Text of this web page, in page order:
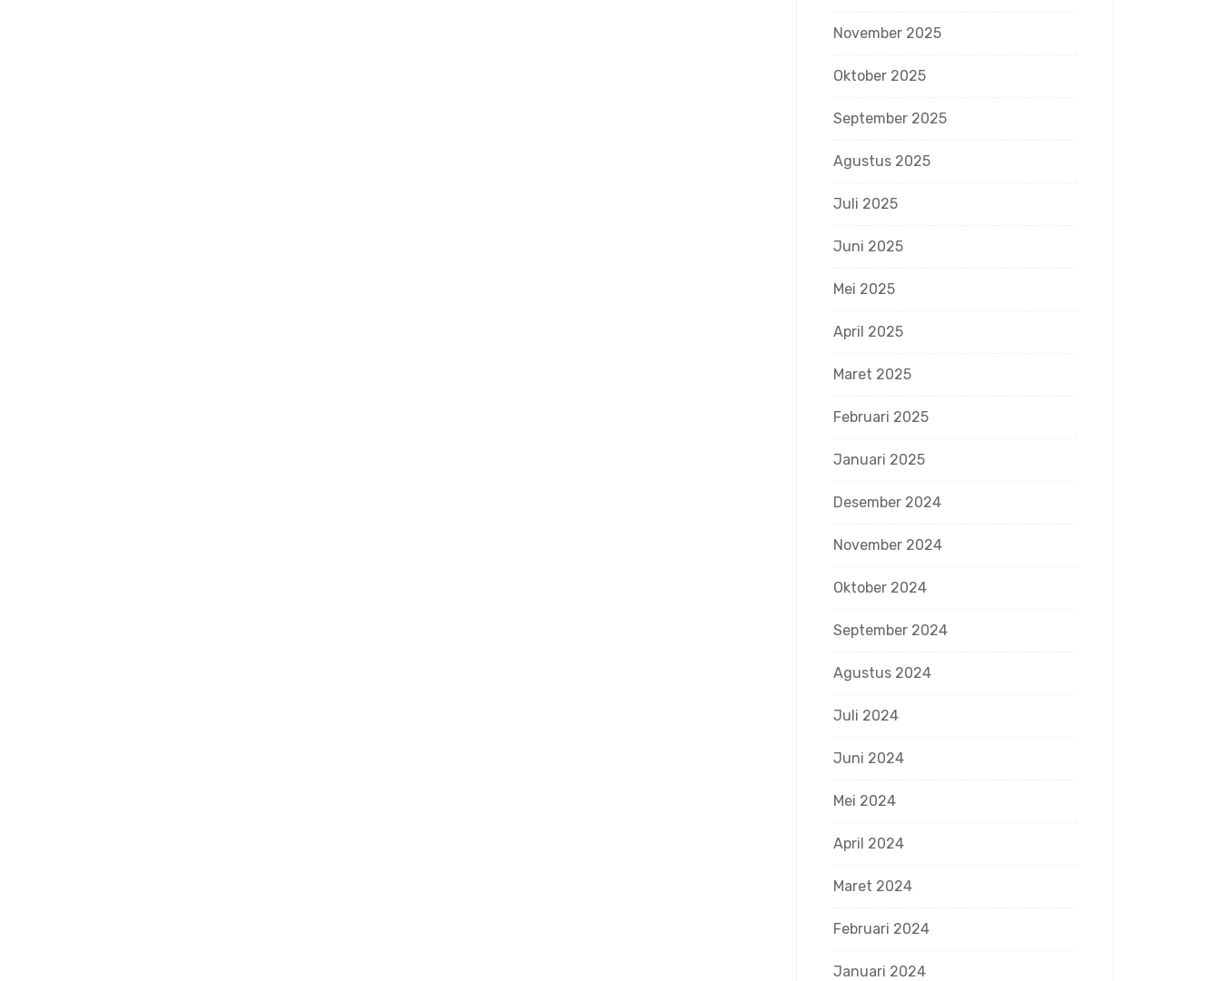
November 2025
Oktober 2025
September 2025
Agustus 2025
Juli 2025
Juni 2025
Mei 2025
April 2025
Maret 2025
Februari 2025
Januari 2025
Desember 2024
November 2024
Oktober 2024
September 2024
Agustus 2024
Juli 2024
Juni 2024
Mei 2024
April 2024
Maret 2024
Februari 2024
Januari 2024